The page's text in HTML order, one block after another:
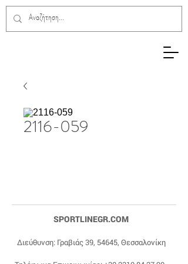
2116-059
SPORTLINEGR.COM
Διεύθυνση: Γραβιάς 39, 54645, Θεσσαλονίκη